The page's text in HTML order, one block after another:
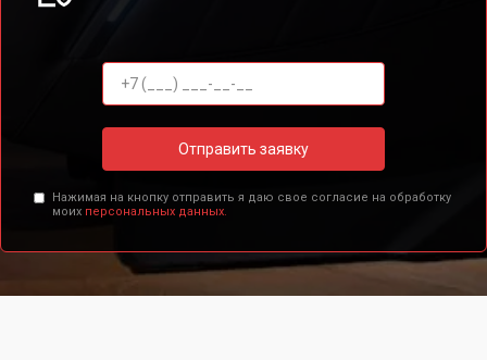
Отправить заявку
Нажимая на кнопку отправить я даю свое согласие на обработку
моих персональных данных.